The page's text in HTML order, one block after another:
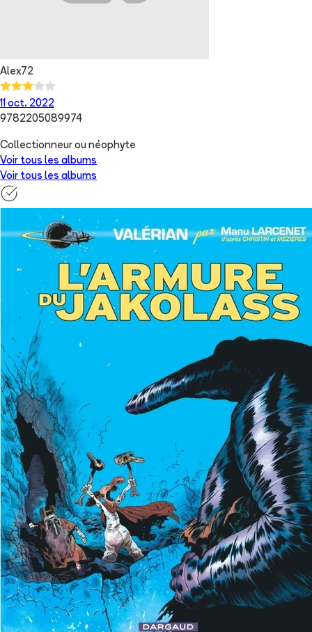
Alex72
11 oct. 2022
9782205089974
Collectionneur ou néophyte
Voir tous les albums
Voir tous les albums